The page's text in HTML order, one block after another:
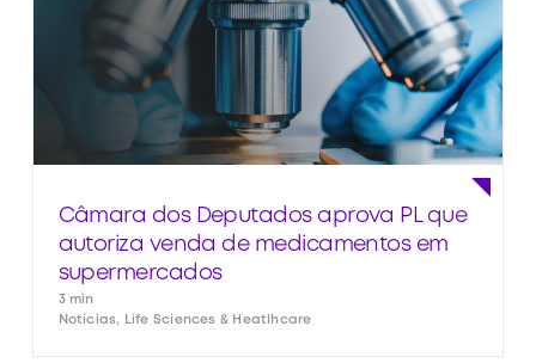
Câmara dos Deputados aprova PL que
autoriza venda de medicamentos em
supermercados
3 min
Notícias, Life Sciences & Heatlhcare